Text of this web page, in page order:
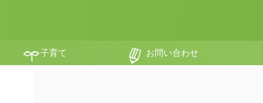
子育て お問い合わせ